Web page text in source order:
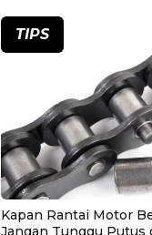
TIPS
Kapan Rantai Motor
Jangan Tunggu Putus